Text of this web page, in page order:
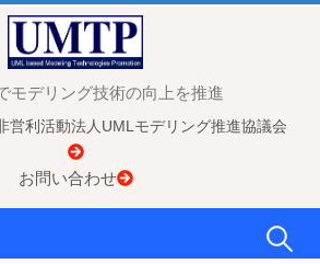
モデリング技術の向上を推進
営利活動法人UMLモデリング推進協議会
お問い合わせ
検